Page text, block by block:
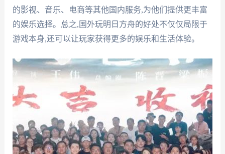
的影视、音乐、电商等其他国内服务,为他们提供更丰富
的娱乐选择。总之,国外玩明日方舟的好处不仅仅局限于
游戏本身,还可以让玩家获得更多的娱乐和生活体验。